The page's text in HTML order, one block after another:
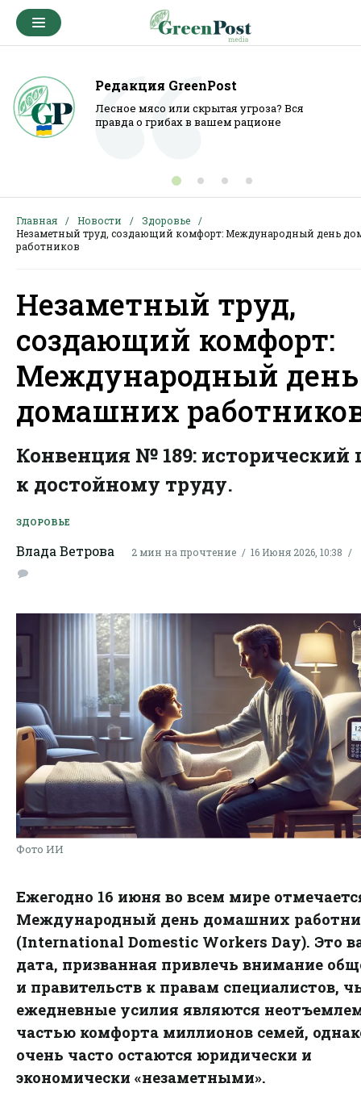
Редакция GreenPost
Лесное мясо или скрытая угроза? Вся
правда о грибах в вашем рационе
Главная Новости
Здоровье
Незаметный труд, создающий комфорт: Международный день
работников
Незаметный труд,
создающий комфорт:
Международный день
домашних
Конвенция № 189: исторический
к достойному труду.
ЗДОРОВЬЕ
Влада Ветрова 2 мин на прочтение 16 Июня 2026, 10:38
Фото ИИ
Ежегодно 16 июня во всем мире
Международный день домашних
(International Domestic Workers Day). Это
дата, призванная привлечь внимание
и правительств к правам специалистов,
ежедневные усилия являются
частью комфорта миллионов семей,
очень часто остаются юридически и
экономически «незаметными».